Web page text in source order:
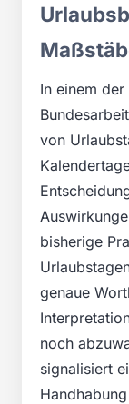
In einem
von
bisherige
genaue
noch
signalisiert